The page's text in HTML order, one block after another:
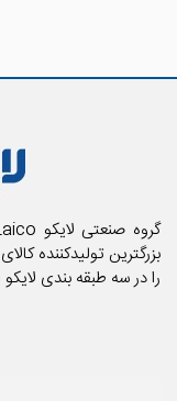
بزرگترین تولیدکننده
را در سه طبقه بندی لایکو